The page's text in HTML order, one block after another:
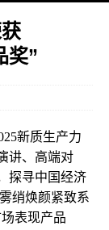
奖”
新质生产力
讲、高端对
探寻中国经济
绡焕颜紧致系
表现产品